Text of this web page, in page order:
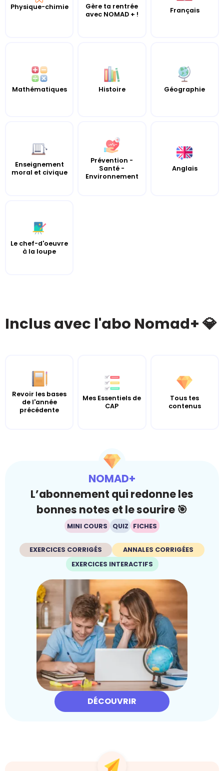
Physique-chimie
Gère ta rentrée
avec NOMAD + !
Français
Mathématiques Histoire Géographie
Enseignement
moral et civique
Prévention -
Santé -
Environnement
Anglais
Le chef-d'oeuvre
à la loupe
Inclus avec l'abo Nomad+ 💎
Revoir les bases
de l'année
précédente
Mes Essentiels de
CAP
Tous tes
contenus
NOMAD+
L’abonnement qui redonne les
bonnes notes et le sourire 🎯
MINI COURS QUIZ FICHES
EXERCICES CORRIGÉS
ANNALES CORRIGÉES
EXERCICES INTERACTIFS
DÉCOUVRIR